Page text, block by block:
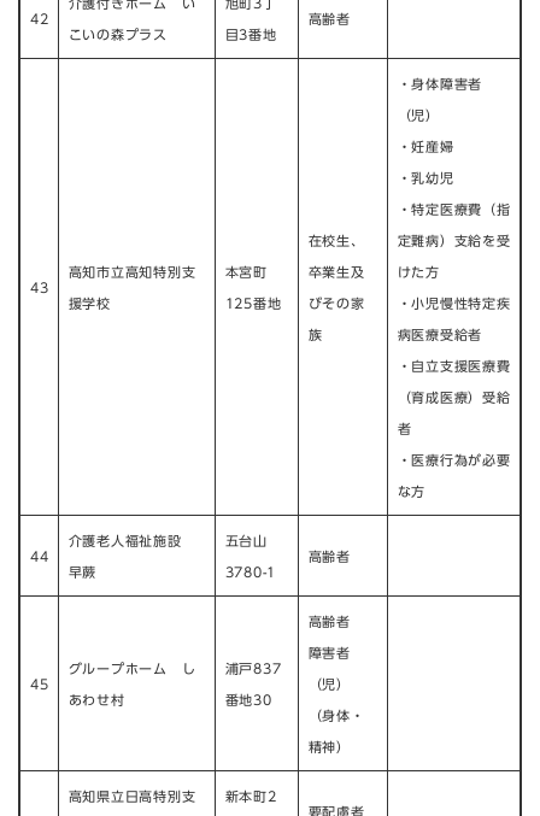
42
介護付きホーム い
こいの森プラス
旭町3丁
目3番地
高齢者
43
高知市立高知特別支
援学校
本宮町
125番地
在校生、
卒業生及
びその家
族
・身体障害者
（児）
・妊産婦
・乳幼児
・特定医療費（指
定難病）支給を受
けた方
・小児慢性特定疾
病医療受給者
・自立支援医療費
（育成医療）受給
者
・医療行為が必要
な方
44
介護老人福祉施設
早蕨
五台山
3780-1
高齢者
45
グループホーム し
あわせ村
浦戸837
番地30
高齢者
障害者
（児）
（身体・
精神）
高知県立日高特別支
新本町2
要配慮者